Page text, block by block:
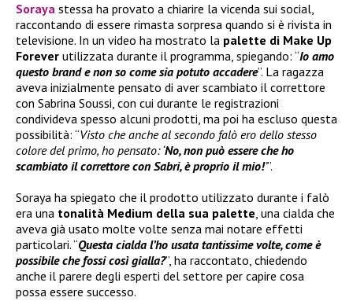
Soraya stessa ha provato a chiarire la vicenda sui social,
raccontando di essere rimasta sorpresa quando si è rivista in
televisione. In un video ha mostrato la palette di Make Up
Forever utilizzata durante il programma, spiegando: “Io amo
questo brand e non so come sia potuto accadere”. La ragazza
aveva inizialmente pensato di aver scambiato il correttore
con Sabrina Soussi, con cui durante le registrazioni
condivideva spesso alcuni prodotti, ma poi ha escluso questa
possibilità: “Visto che anche al secondo falò ero dello stesso
colore del primo, ho pensato: ‘No, non può essere che ho
scambiato il correttore con Sabri, è proprio il mio!’”.
Soraya ha spiegato che il prodotto utilizzato durante i falò
era una tonalità Medium della sua palette, una cialda che
aveva già usato molte volte senza mai notare effetti
particolari. “Questa cialda l’ho usata tantissime volte, come è
possibile che fossi così gialla?”, ha raccontato, chiedendo
anche il parere degli esperti del settore per capire cosa
possa essere successo.